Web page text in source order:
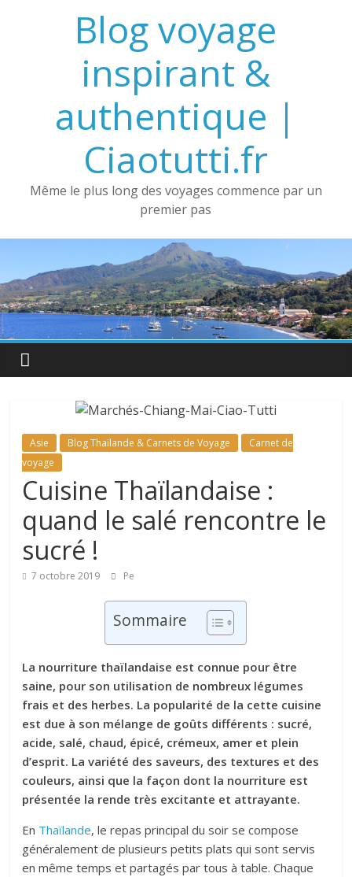
Blog voyage
inspirant &
authentique |
Ciaotutti.fr
Même le plus long des voyages commence par un
premier pas
Asie Blog Thaïlande & Carnets de Voyage
Carnet de
voyage
Cuisine Thaïlandaise :
quand le salé rencontre le
sucré !
7 octobre 2019 Pe
Sommaire
La nourriture thaïlandaise est connue pour être
saine, pour son utilisation de nombreux légumes
frais et des herbes. La popularité de la cette cuisine
est due à son mélange de goûts différents : sucré,
acide, salé, chaud, épicé, crémeux, amer et plein
d’esprit. La variété des saveurs, des textures et des
couleurs, ainsi que la façon dont la nourriture est
présentée la rende très excitante et attrayante.
En Thaïlande, le repas principal du soir se compose
généralement de plusieurs petits plats qui sont servis
en même temps et partagés par tous à table. Chaque